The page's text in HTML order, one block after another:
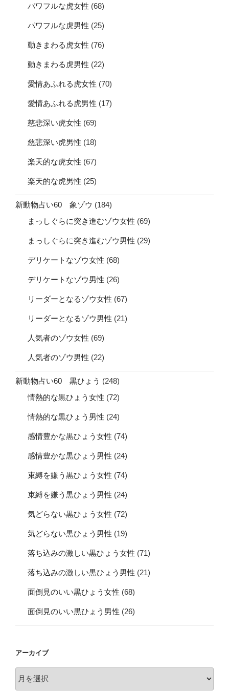
パワフルな虎女性 (68)
パワフルな虎男性 (25)
動きまわる虎女性 (76)
動きまわる虎男性 (22)
愛情あふれる虎女性 (70)
愛情あふれる虎男性 (17)
慈悲深い虎女性 (69)
慈悲深い虎男性 (18)
楽天的な虎女性 (67)
楽天的な虎男性 (25)
新動物占い60 象ゾウ (184)
まっしぐらに突き進むゾウ女性 (69)
まっしぐらに突き進むゾウ男性 (29)
デリケートなゾウ女性 (68)
デリケートなゾウ男性 (26)
リーダーとなるゾウ女性 (67)
リーダーとなるゾウ男性 (21)
人気者のゾウ女性 (69)
人気者のゾウ男性 (22)
新動物占い60 黒ひょう (248)
情熱的な黒ひょう女性 (72)
情熱的な黒ひょう男性 (24)
感情豊かな黒ひょう女性 (74)
感情豊かな黒ひょう男性 (24)
束縛を嫌う黒ひょう女性 (74)
束縛を嫌う黒ひょう男性 (24)
気どらない黒ひょう女性 (72)
気どらない黒ひょう男性 (19)
落ち込みの激しい黒ひょう女性 (71)
落ち込みの激しい黒ひょう男性 (21)
面倒見のいい黒ひょう女性 (68)
面倒見のいい黒ひょう男性 (26)
アーカイブ
ー